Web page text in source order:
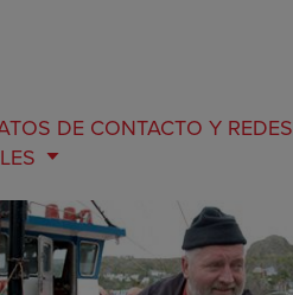
DE CONTACTO Y REDES